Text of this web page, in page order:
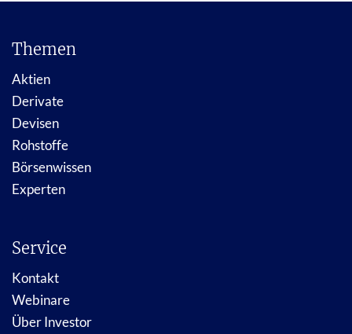
Themen
Aktien
Derivate
Devisen
Rohstoffe
Börsenwissen
Experten
Service
Kontakt
Webinare
Über Investor